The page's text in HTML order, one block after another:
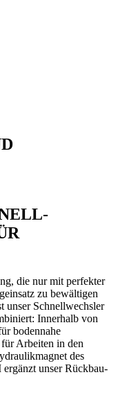
die nur mit perfekter
zu bewältigen
unser Schnellwechsler
Innerhalb von
bodennahe
Arbeiten in den
des
unser Rückbau-